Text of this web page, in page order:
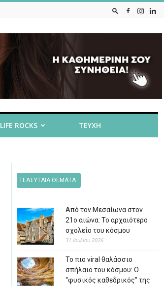
LIFE ROCKS ΤΕΥΧΗ
ΤΕΛΕΥΤΑΙΑ ΘΕΜΑΤΑ
Από τον Μεσαίωνα στον
21ο αιώνα: Το αρχαιότερο
σχολείο του κόσμου
31 Ιουλίου 2026
Το πιο viral θαλάσσιο
σπήλαιο του κόσμου: Ο
“φυσικός καθεδρικός” της